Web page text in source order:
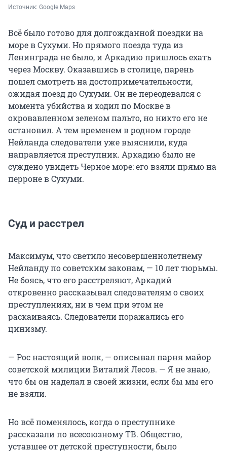
Источник: Google Maps
Всё было готово для долгожданной поездки на
море в Сухуми. Но прямого поезда туда из
Ленинграда не было, и Аркадию пришлось ехать
через Москву. Оказавшись в столице, парень
пошел смотреть на достопримечательности,
ожидая поезд до Сухуми. Он не переодевался с
момента убийства и ходил по Москве в
окровавленном зеленом пальто, но никто его не
остановил. А тем временем в родном городе
Нейланда следователи уже выяснили, куда
направляется преступник. Аркадию было не
суждено увидеть Черное море: его взяли прямо на
перроне в Сухуми.
Суд и расстрел
Максимум, что светило несовершеннолетнему
Нейланду по советским законам, — 10 лет тюрьмы.
Не боясь, что его расстреляют, Аркадий
откровенно рассказывал следователям о своих
преступлениях, ни в чем при этом не
раскаиваясь. Следователи поражались его
цинизму.
— Рос настоящий волк, — описывал парня майор
советской милиции Виталий Лесов. — Я не знаю,
что бы он наделал в своей жизни, если бы мы его
не взяли.
Но всё поменялось, когда о преступнике
рассказали по всесоюзному ТВ. Общество,
уставшее от детской преступности, было